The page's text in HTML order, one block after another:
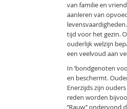
van familie en
aanleren van
tijd voor het gezin.
ouderlijk welzijn
een veelvoud aan
In ‘bondgenoten
en beschermt.
Enerzijds zijn
reden worden
‘’Rauw’’